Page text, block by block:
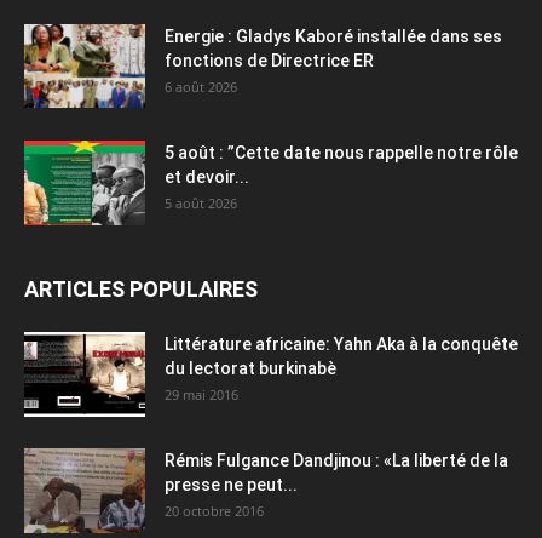
Energie : Gladys Kaboré installée dans ses
fonctions de Directrice ER
6 août 2026
5 août : ”Cette date nous rappelle notre rôle
et devoir...
5 août 2026
ARTICLES POPULAIRES
Littérature africaine: Yahn Aka à la conquête
du lectorat burkinabè
29 mai 2016
Rémis Fulgance Dandjinou : «La liberté de la
presse ne peut...
20 octobre 2016